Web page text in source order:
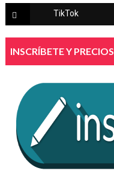
INSCRÍBETE Y PRECIOS